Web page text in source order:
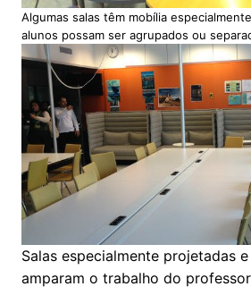
Algumas salas têm mobília
alunos possam ser agrupados ou
Salas especialmente projetadas
amparam o trabalho do professor